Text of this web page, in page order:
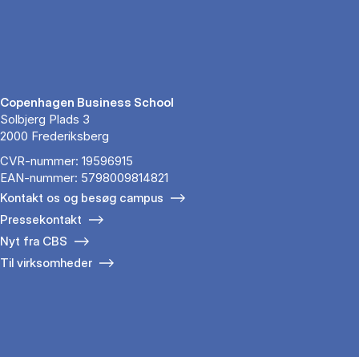
Copenhagen Business School
Solbjerg Plads 3
2000 Frederiksberg
CVR-nummer: 19596915
EAN-nummer: 5798009814821
Kontakt os og besøg campus
Pressekontakt
Nyt fra CBS
Til virksomheder